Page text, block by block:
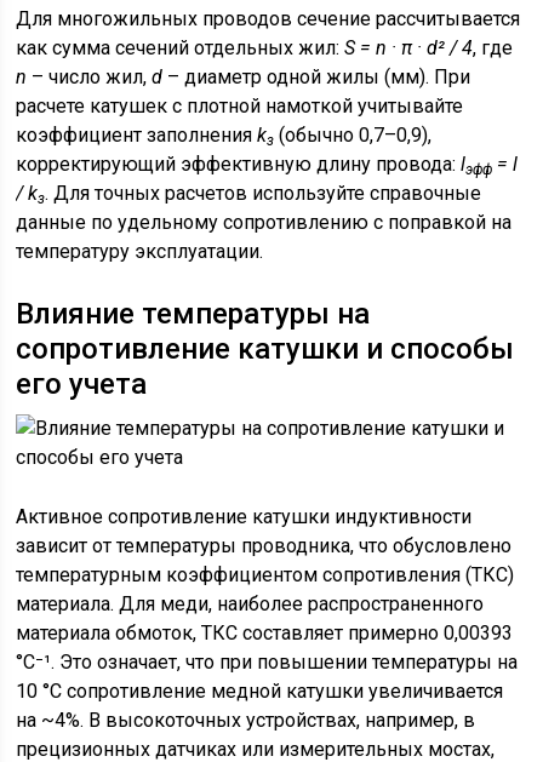
Для многожильных проводов сечение рассчитывается
как сумма сечений отдельных жил:S = n · π · d² / 4, где
n – число жил,d – диаметр одной жилы (мм). При
расчете катушек с плотной намоткой учитывайте
коэффициент заполненияkз (обычно 0,7–0,9),
корректирующий эффективную длину провода:lэфф = l
/ kз. Для точных расчетов используйте справочные
данные по удельному сопротивлению с поправкой на
температуру эксплуатации.
Влияние температуры на
сопротивление катушки и способы
его учета
Активное сопротивление катушки индуктивности
зависит от температуры проводника, что обусловлено
температурным коэффициентом сопротивления (ТКС)
материала. Для меди, наиболее распространенного
материала обмоток, ТКС составляет примерно 0,00393
°C⁻¹. Это означает, что при повышении температуры на
10 °C сопротивление медной катушки увеличивается
на ~4%. В высокоточных устройствах, например, в
прецизионных датчиках или измерительных мостах,